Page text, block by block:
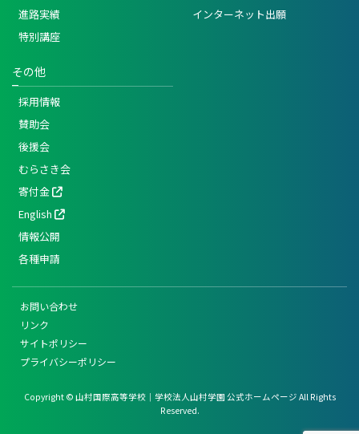
進路実績
特別講座
インターネット出願
その他
採用情報
賛助会
後援会
むらさき会
寄付金
English
情報公開
各種申請
お問い合わせ
リンク
サイトポリシー
プライバシーポリシー
Copyright © 山村国際高等学校｜学校法人山村学園 公式ホームページ All Rights
Reserved.